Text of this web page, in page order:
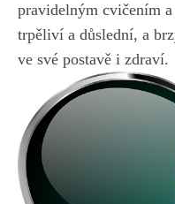
pravidelným cvičením
trpěliví a důslední, a
ve své postavě i zdraví.